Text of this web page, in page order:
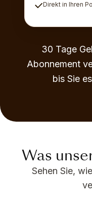
Direkt in Ihren
30 Tage
Abonnement
bis Sie
Was
Sehen Sie,